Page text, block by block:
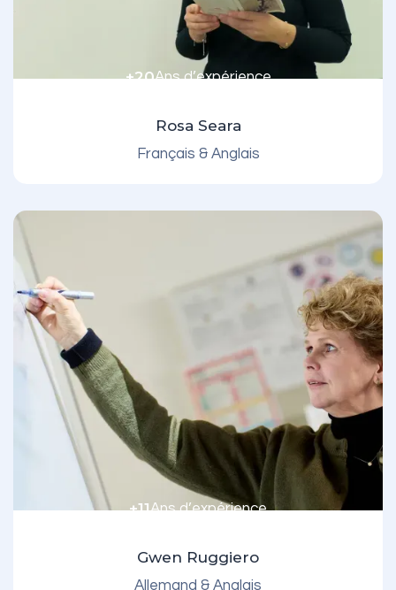
+20Ans d’expérience
Rosa Seara
Français & Anglais
+11Ans d’expérience
Gwen Ruggiero
Allemand & Anglais